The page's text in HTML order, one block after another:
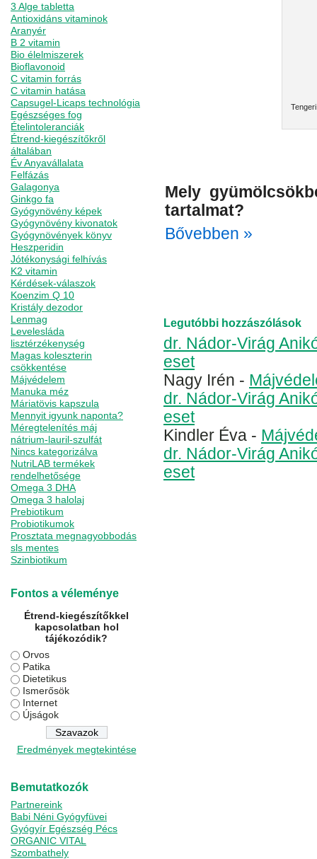
3 Alge tabletta
Antioxidáns vitaminok
Aranyér
B 2 vitamin
Bio élelmiszerek
Bioflavonoid
C vitamin forrás
C vitamin hatása
Capsugel-Licaps technológia
Egészséges fog
Ételintoleranciák
Étrend-kiegészítőkről
általában
Év Anyavállalata
Felfázás
Galagonya
Ginkgo fa
Gyógynövény képek
Gyógynövény kivonatok
Gyógynövények könyv
Heszperidin
Jótékonysági felhívás
K2 vitamin
Kérdések-válaszok
Koenzim Q 10
Kristály dezodor
Lenmag
Levelesláda
lisztérzékenység
Magas koleszterin
csökkentése
Májvédelem
Manuka méz
Máriatövis kapszula
Mennyit igyunk naponta?
Méregtelenítés máj
nátrium-lauril-szulfát
Nincs kategorizálva
NutriLAB termékek
rendelhetősége
Omega 3 DHA
Omega 3 halolaj
Prebiotikum
Probiotikumok
Prosztata megnagyobbodás
sls mentes
Szinbiotikum
Fontos a véleménye
Étrend-kiegészítőkkel
kapcsolatban hol
tájékozódik?
Orvos
Patika
Dietetikus
Ismerősök
Internet
Újságok
Eredmények megtekintése
Bemutatkozók
Partnereink
Babi Néni Gyógyfüvei
Gyógyír Egészség Pécs
ORGANIC VITAL
Szombathely
Mely
tartalmat?
Bővebben »
Legutóbbi hozzászólások
dr. Nádor-Virág
eset
Nagy Irén -
dr. Nádor-Virág
eset
Kindler Éva -
dr. Nádor-Virág
eset